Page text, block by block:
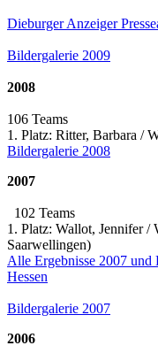
Dieburger Anzeiger
Bildergalerie 2009
2008
106 Teams
1. Platz: Ritter, Barbara /
Bildergalerie 2008
2007
102 Teams
1. Platz: Wallot, Jennifer /
Saarwellingen)
Alle Ergebnisse 2007 und
Hessen
Bildergalerie 2007
2006